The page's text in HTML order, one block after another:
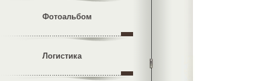
Фотоальбом
Логистика